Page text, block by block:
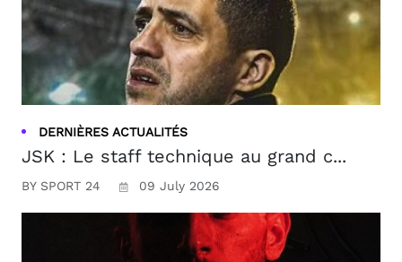
DERNIÈRES ACTUALITÉS
JSK : Le staff technique au grand c...
BY SPORT 24 09 July 2026